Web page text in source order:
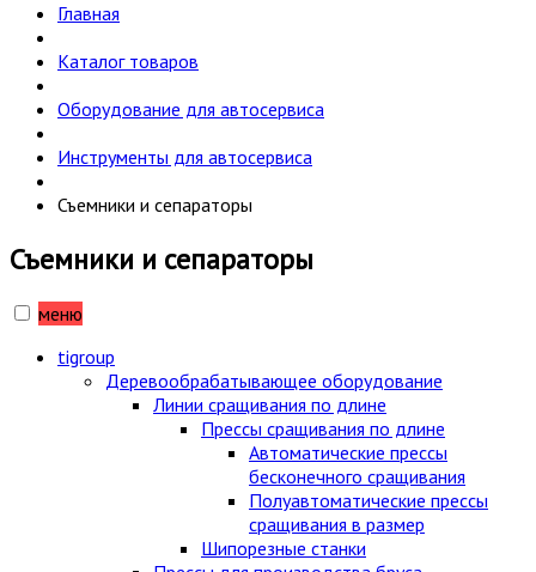
Главная
Каталог товаров
Оборудование для автосервиса
Инструменты для автосервиса
Съемники и сепараторы
Съемники и сепараторы
меню
tigroup
Деревообрабатывающее оборудование
Линии сращивания по длине
Прессы сращивания по длине
Автоматические прессы
бесконечного сращивания
Полуавтоматические прессы
сращивания в размер
Шипорезные станки